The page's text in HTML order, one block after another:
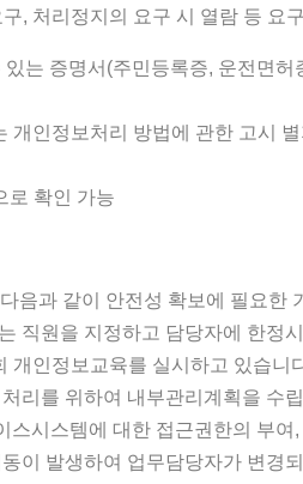
, 처리정지의 요구 시 열람 등
는 증명서(주민등록증, 운전면
인정보처리 방법에 관한 고시
로 확인 가능
음과 같이 안전성 확보에 필요한
직원을 지정하고 담당자에 한정
인정보교육를 실시하고 있습니
리를 위하여 내부관리계획을 수
시스템에 대한 접근권한의 부
이 발생하여 업무담당자가 변